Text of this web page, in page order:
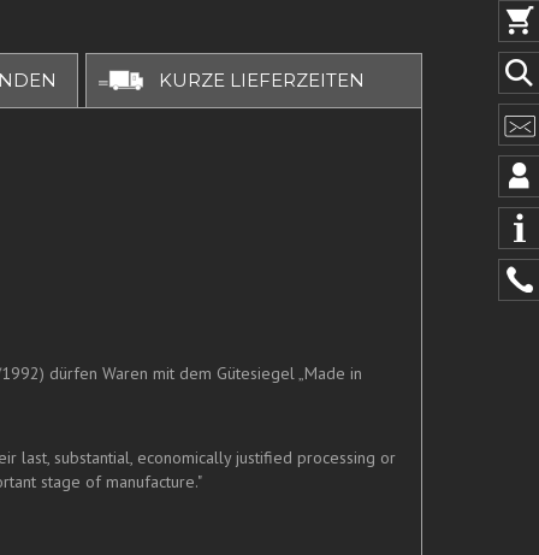
KURZE LIEFERZEITEN
dürfen Waren mit dem Gütesiegel „Made in
last, substantial, economically justified processing or
stage of manufacture."